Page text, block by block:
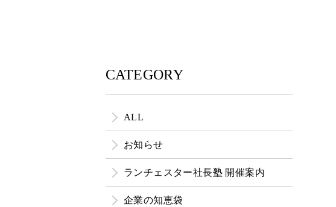
CATEGORY
ALL
お知らせ
ランチェスター社長塾 開催案内
企業の知恵袋